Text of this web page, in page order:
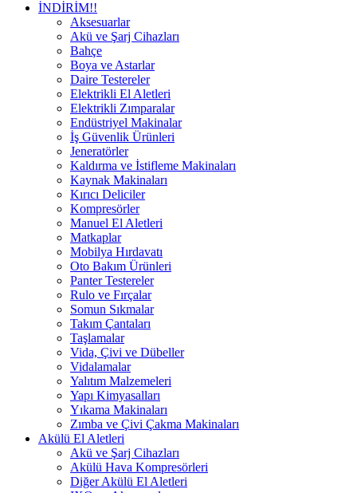
İNDİRİM!!
Aksesuarlar
Akü ve Şarj Cihazları
Bahçe
Boya ve Astarlar
Daire Testereler
Elektrikli El Aletleri
Elektrikli Zımparalar
Endüstriyel Makinalar
İş Güvenlik Ürünleri
Jeneratörler
Kaldırma ve İstifleme Makinaları
Kaynak Makinaları
Kırıcı Deliciler
Kompresörler
Manuel El Aletleri
Matkaplar
Mobilya Hırdavatı
Oto Bakım Ürünleri
Panter Testereler
Rulo ve Fırçalar
Somun Sıkmalar
Takım Çantaları
Taşlamalar
Vida, Çivi ve Dübeller
Vidalamalar
Yalıtım Malzemeleri
Yapı Kimyasalları
Yıkama Makinaları
Zımba ve Çivi Çakma Makinaları
Akülü El Aletleri
Akü ve Şarj Cihazları
Akülü Hava Kompresörleri
Diğer Akülü El Aletleri